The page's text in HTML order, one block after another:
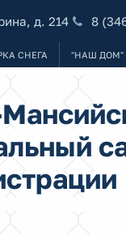
д. 214 8
СНЕГА "НАШ ДОМ"